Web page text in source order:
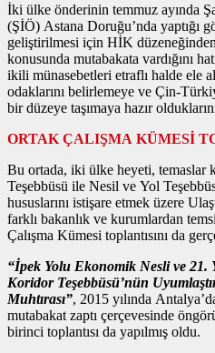
İki ülke önderinin temmuz ayında
(ŞİÖ) Astana Doruğu’nda yaptığı
geliştirilmesi için HİK
konusunda mutabakata vardığını
ikili münasebetleri etraflı halde ele
odaklarını belirlemeye ve Çin-
bir düzeye taşımaya hazır
ORTAK ÇALIŞMA KÜMESİ
Bu ortada, iki ülke heyeti, temaslar
Teşebbüsü ile Nesil ve Yol
hususlarını istişare etmek üzere
farklı bakanlık ve kurumlardan
Çalışma Kümesi toplantısını da
“İpek Yolu Ekonomik Nesli ve 21.
Koridor Teşebbüsü’nün
Muhtırası”, 2015 yılında
mutabakat zaptı çerçevesinde
birinci toplantısı da yapılmış oldu.